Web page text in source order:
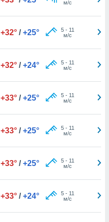
м/с
+32° / +25° 5- 11
м/с
+32° / +24° 5- 11
м/с
+33° / +25° 5- 11
м/с
+33° / +25° 5- 11
м/с
+33° / +25° 5- 11
м/с
+33° / +24° 5- 11
м/с